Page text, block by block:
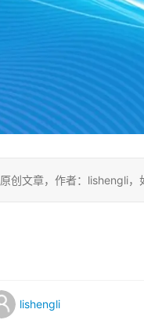
原创文章，作者：lishengli
lishengli